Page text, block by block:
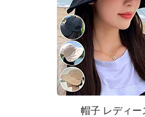
帽子 レディー